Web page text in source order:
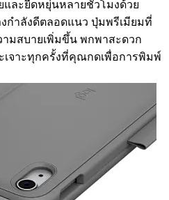
ละยืดหยุ่นหลายชั่วโมงด้วย
กำลังดีตลอดแนว ปุ่มพรีเมียมที่
มสบายเพิ่มขึ้น พกพาสะดวก
เจาะทุกครั้งที่คุณกดเพื่อการพิมพ์